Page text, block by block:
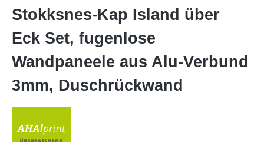
Stokksnes-Kap Island über
Eck Set, fugenlose
Wandpaneele aus Alu-Verbund
3mm, Duschrückwand